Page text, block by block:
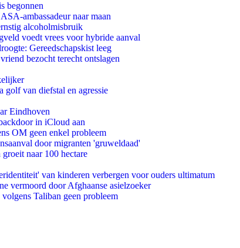
begonnen
ambassadeur naar maan
alcoholmisbruik
voedt vrees voor hybride aanval
Gereedschapskist leeg
bezocht terecht ontslagen
golf van diefstal en agressie
Eindhoven
in iCloud aan
OM geen enkel probleem
door migranten 'gruweldaad'
naar 100 hectare
van kinderen verbergen voor ouders ultimatum
vermoord door Afghaanse asielzoeker
Taliban geen probleem